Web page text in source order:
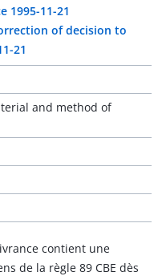
1995-11-21
of decision to
21
and method of
contient une
de la règle 89 CBE dès